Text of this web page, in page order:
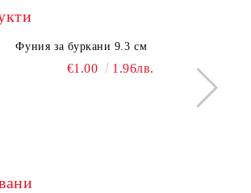
Фуния за буркани 9.3 см
€1.00 1.96лв.